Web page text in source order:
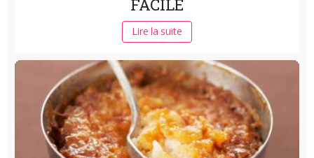
FACILE
Lire la suite